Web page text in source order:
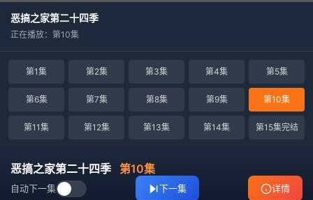
恶搞之家第二十四季
正在播放：第10集
第1集 第2集 第3集 第4集 第5集
第6集 第7集 第8集 第9集 第10集
第11集 第12集 第13集 第14集 第15集完结
恶搞之家第二十四季 第10集
自动下一集 下一集 详情